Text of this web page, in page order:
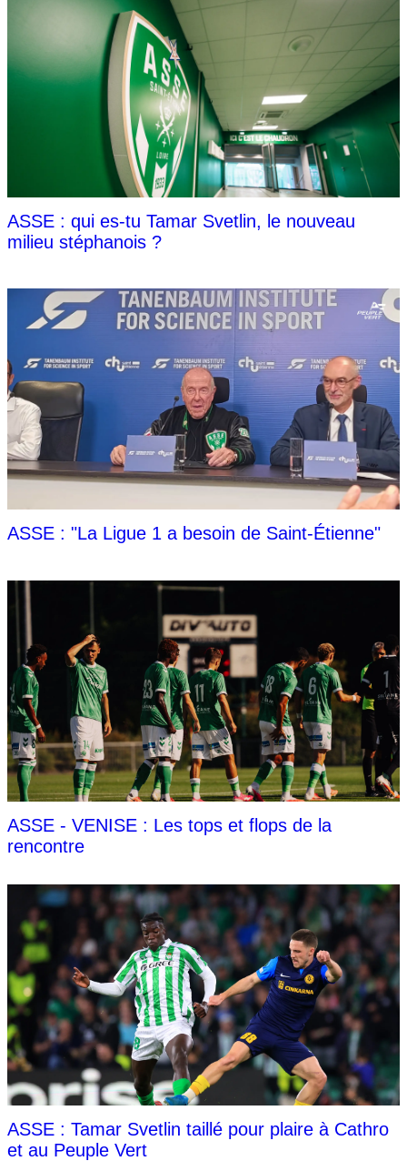
ASSE : qui es-tu Tamar Svetlin, le nouveau
milieu stéphanois ?
ASSE : "La Ligue 1 a besoin de Saint-Étienne"
ASSE - VENISE : Les tops et flops de la
rencontre
ASSE : Tamar Svetlin taillé pour plaire à Cathro
et au Peuple Vert